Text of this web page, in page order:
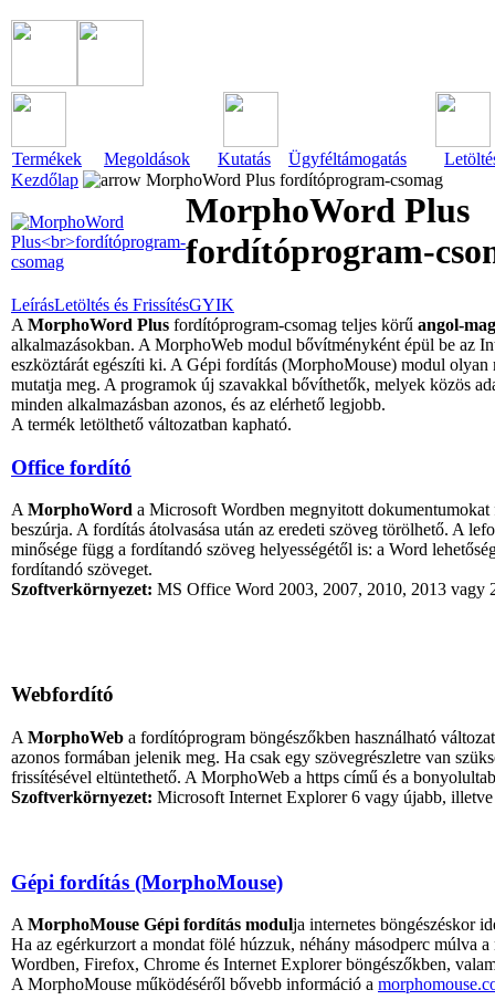
Termékek Megoldások Kutatás Ügyféltámogatás
Kezdőlap
MorphoWord Plus fordítóprogram-csomag
MorphoWord Plus
fordítóprogram-
LeírásLetöltés és FrissítésGYIK
A MorphoWord Plus fordítóprogram-csomag teljes körű angol-
alkalmazásokban. A MorphoWeb modul bővítményként épül be az
eszköztárát egészíti ki. A Gépi fordítás (MorphoMouse) modul
mutatja meg. A programok új szavakkal bővíthetők, melyek közös
minden alkalmazásban azonos, és az elérhető legjobb.
A termék letölthető változatban kapható.
Office fordító
AMorphoWord a Microsoft Wordben megnyitott dokumentumokat
beszúrja. A fordítás átolvasása után az eredeti szöveg törölhető. A
minősége függ a fordítandó szöveg helyességétől is: a Word
fordítandó szöveget.
Szoftverkörnyezet: MS Office Word 2003, 2007, 2010, 2013 vagy
Webfordító
A MorphoWeb a fordítóprogram böngészőkben használható
azonos formában jelenik meg. Ha csak egy szövegrészletre van
frissítésével eltüntethető. A MorphoWeb a https című és a
Szoftverkörnyezet: Microsoft Internet Explorer 6 vagy újabb,
Gépi fordítás (MorphoMouse)
A MorphoMouse Gépi fordítás modulja internetes böngészéskor
Ha az egérkurzort a mondat fölé húzzuk, néhány másodperc múlva
Wordben, Firefox, Chrome és Internet Explorer böngészőkben,
A MorphoMouse működéséről bővebb információ a